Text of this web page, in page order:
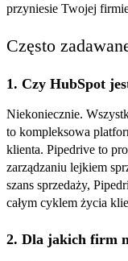
przyniesie Twojej
Często
1. Czy HubSpot
Niekoniecznie.
to kompleksowa
klienta. Pipedrive to
zarządzaniu lejkiem
szans sprzedaży,
całym cyklem życia
2. Dla jakich firm